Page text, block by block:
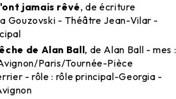
jamais rêvé, de écriture
Gouzovski - Théâtre Jean-Vilar -
de Alan Ball, de Alan Ball - mes :
Paris/Tournée-Pièce
- rôle : rôle principal-Georgia -